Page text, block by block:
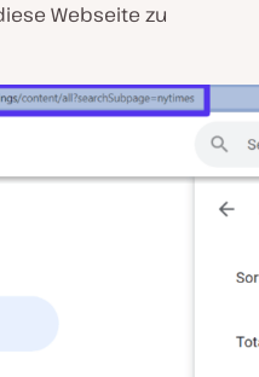
Webseite zu